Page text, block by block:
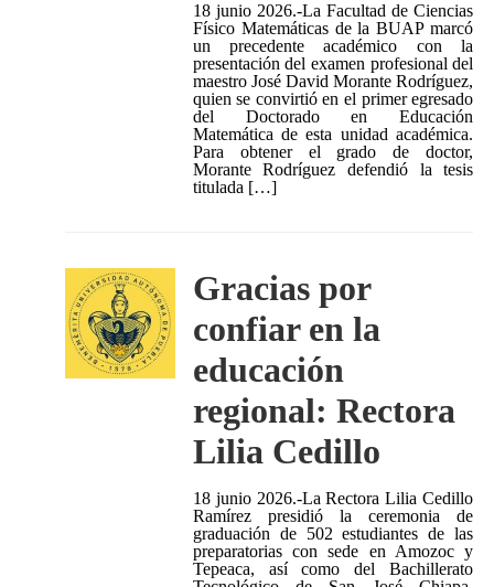
18 junio 2026.-La Facultad de Ciencias
Físico Matemáticas de la BUAP marcó
un precedente académico con la
presentación del examen profesional del
maestro José David Morante Rodríguez,
quien se convirtió en el primer egresado
del Doctorado en Educación
Matemática de esta unidad académica.
Para obtener el grado de doctor,
Morante Rodríguez defendió la tesis
titulada […]
Gracias por
confiar en la
educación
regional: Rectora
Lilia Cedillo
18 junio 2026.-La Rectora Lilia Cedillo
Ramírez presidió la ceremonia de
graduación de 502 estudiantes de las
preparatorias con sede en Amozoc y
Tepeaca, así como del Bachillerato